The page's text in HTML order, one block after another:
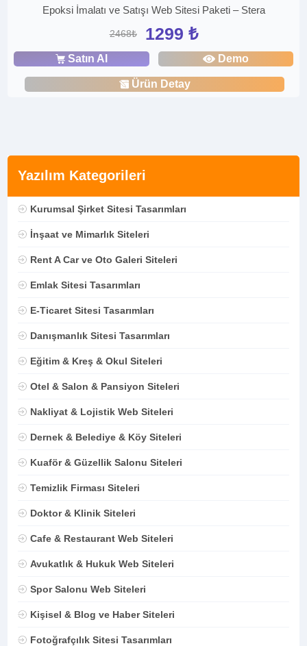
Yazılım Kategorileri
Kurumsal Şirket Sitesi Tasarımları
İnşaat ve Mimarlık Siteleri
Rent A Car ve Oto Galeri Siteleri
Emlak Sitesi Tasarımları
E-Ticaret Sitesi Tasarımları
Danışmanlık Sitesi Tasarımları
Eğitim & Kreş & Okul Siteleri
Otel & Salon & Pansiyon Siteleri
Nakliyat & Lojistik Web Siteleri
Dernek & Belediye & Köy Siteleri
Kuaför & Güzellik Salonu Siteleri
Temizlik Firması Siteleri
Doktor & Klinik Siteleri
Cafe & Restaurant Web Siteleri
Avukatlık & Hukuk Web Siteleri
Spor Salonu Web Siteleri
Kişisel & Blog ve Haber Siteleri
Fotoğrafçılık Sitesi Tasarımları
Epoksi İmalatı ve Satışı Web Sitesi Paketi – Stera
2468₺ 1299 ₺
Satın Al Demo
Ürün Detay